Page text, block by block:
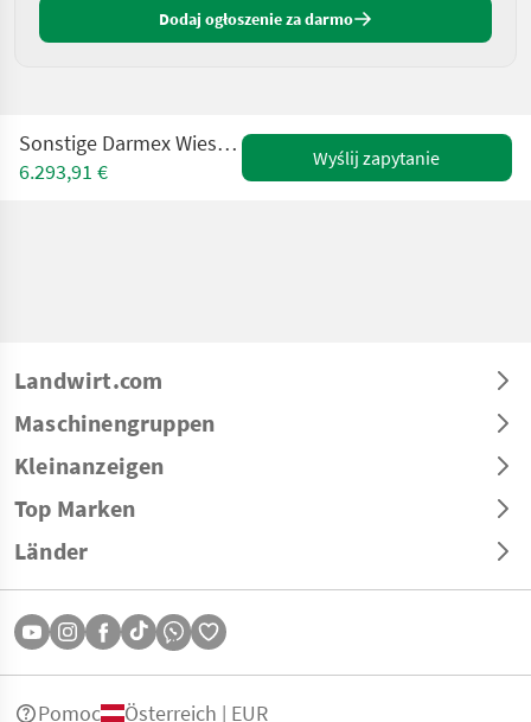
Dodaj ogłoszenie za darmo
Sonstige Darmex Wiesenegge / meadow harrow
6.293,91 €
Wyślij zapytanie
Landwirt.com
Maschinengruppen
Kleinanzeigen
Top Marken
Länder
Pomoc Österreich | EUR